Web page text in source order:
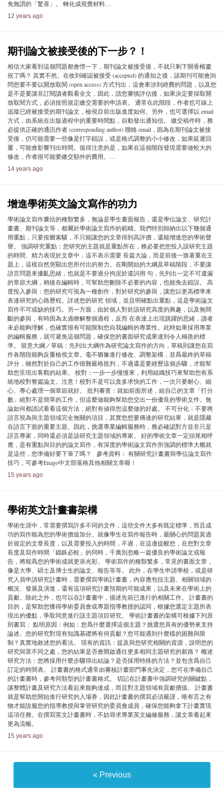
免無謂的「驚喜」。 轉化成視覺材料…
12 years ago
期刊論文被接受後的下一步？！
相信大家看到這個問題都會愣一下，期刊論文被接受後，不就只剩下開香檳慶
祝了嗎？ 其實不然。在收到確認被接受 (accepted) 的通知之後，該期刊可能會詢
問您要不要以開放取閱 (open access) 方式刊出，這會牽涉到經費的問題，以及您
是不是要讓非訂閱讀者觀看全文，因此，請您審慎評估後，如果決定要採取開
放取閱方式，必須按照規定繳交需要的申請表。 通常在此階段，作者也可線上
追蹤已經被接受的期刊論文，檢視目前出版進度如何。另外，也可選擇以 email
方式，由系統在出版過程中的重要時間點，自動發出通知信。 繳交稿件時，務
必提供正確的通訊作者 (corresponding author) 聯絡 email，因為在期刊論文被接
受後，仍可能需要一些像是打字錯誤，或是格式調整的小小修改，如果延遲回
覆，可能會影響刊出時間。值得注意的是，如果在這個階段發現需要做較大的
修改，作者很可能要繳交額外的費用。…
14 years ago
增進學術英文論文寫作的功力
學術論文寫作囊括的種類繁多，無論是學生書面報告，還是學位論文、研究計
畫書、期刊論文等，都屬於學術論文寫作的範疇。我們特別歸納出以下幾個通
用重點，只要按圖索驥，不只能讓您的文章得到高評價，還能增進您的學術聲
譽。 強調研究重點：您研究的主題就是重點所在，務必要把您投入該研究主題
的時間、精力表現於文章中，這不表示需要 長篇大論，而是前後一致著重在主
題上，這樣自然突顯出您所付出的努力。在剛開始的大綱及草稿階段，不要讓
語言問題來擾亂思緒，也就是不要過分拘泥於遣詞用 句，先列出一定不可遺漏
的章節大綱，稍後在編輯時，可幫助您刪除不必要的內容，也能免去錯誤。 高
度投入參與：您的研究可視為一種創作，對於研究的參與，讓您以更高標準來
表達研究的心路歷程。詳述您的研究 領域，並且明確點出重點，這是學術論文
寫作不可或缺的技巧。另一方面，由於個人對於該研究高度的興趣，以及無間
斷的參與，有時因為太過瞭解整個過程，反而 在表達上出現跳躍的思緒，讀者
未必能夠理解，也確實很有可能限制您自我編輯的專業性。此時如果採用專業
的編輯服務，就可避免這個問題，確保您的書面研究成果達到令人稱羨的標
準。 留意大綱／草稿：先列出大綱作為研究論文寫作的方向，草稿則讓您在寫
作各階段能夠反覆檢視文章。毫不猶豫進行修改、調整架構，並爲最終的草稿
評分，雖然對於自己的工作很難嚴格批判，不過還是要經歷這個步驟，才能幫
助您呈現出客觀的結果。 校對：一步一步慢慢來，利用組織技巧來幫助您有系
統地校對整篇論文。注意！校對不是可以貪多求快的工作，一次只要耐心、細
心、專心處理一個章節就好。 批判審查：就如前面所述，給自己的文章「打分
數」絕對不是簡單的工作，但這麼做能夠幫助您交出一份優良的學術文件。無
論如何都請試看看這個方法，絕對有値得您這麼做的好處。 不可分化：不要將
語言視為與主題領域完全無關的項目，其實您想要傳達的研究結果，就是隱藏
在語言下面的重要主題。因此，挑選專業編輯服務時，務必確認對方並非只是
語言專家，同時還必須是該研究主題領域的專家。 好的學術文章一定頭尾相呼
應，是有重點與目的的論文寫作，有深度的學術論文寫作所強調的標準大概就
是這些，您準備好要下筆了嗎？ 參考資料： 有關研究計畫書與學位論文寫作
技巧，可參考Enago中文部落格其他相關文章喔！
15 years ago
學術英文計畫書架構
學術生涯中，常需要撰寫許多不同的文件，這些文件大多有既定標準，而且成
功的寫作能為您的學術價值加分。就像學生在寫作報告時，最關心的問題莫過
於規定的文章長度，以及需要投入的時間，不過，在這邊提醒您，在您對文章
長度及寫作時間「錙銖必較」的同時，千萬別忽略一篇優良的學術論文或報
告，將能爲您的學術成就更添光彩。 學術寫作的種類繁多，常見的書面文章，
像是大學、碩士及博士生的論文、報告等等。 此外，在學生申請學校，或是研
究人員申請研究計畫時，需要撰寫學術計畫書，內容應包括主題、相關領域的
概況、發展及演進，還有這項研究計畫預期的可能成果，以及未來在學術上的
貢獻。除此之外，也可以在計畫書中，描述先前已進行的相關工作。 計畫書的
目的，是幫助您獲得學術委員會或專題指導教授的認同，根據您選定主題所表
現出的優點，爭取同意進行該主題項目研究。 學術計畫書的架構可根據下列原
則書寫： 點明原因：例如：您爲什麼選擇這個主題？挑選您具有的優勢來支持
論述。您的研究對現有知識基礎將有何貢獻？您可能遇到什麼樣的困難與限
制？真實地敘述您的看法。 現有的資訊：提及與您研究相關的資源，說明您的
研究與眾不同之處，您的結果是否會開啟通往更多相同主題研究的新路？ 概述
研究方法：您將採用什麼步驟得出結論？是否採用特殊的方法？並包含爲自己
訂定的時間表。 計畫書的格式通常由審核計畫部門事先決定，您可在準備自己
的計畫書時，參考同類型的計畫書格式。 切記在計畫書中強調研究的關鍵點，
讓整體計畫及研究方法看起來能夠達成，而且對主題領域有貢獻價值。 計畫書
就是幫助您開始進行研究的入場券，因此計畫書的撰寫必須嚴謹，唯有言之有
物才能說服您的指導教授與掌管研究的委員會成員，確保您能夠拿下計畫實現
這項任務。在撰寫英文計畫書時，不妨尋求專業英文編修服務，讓文章看起來
更為流暢。
15 years ago
« Previous